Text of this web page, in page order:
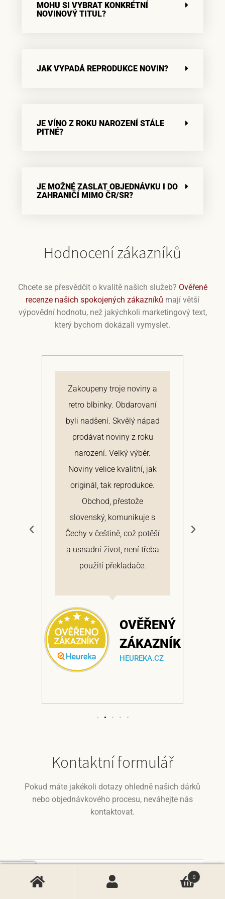
MOHU SI VYBRAT KONKRÉTNÍ
NOVINOVÝ TITUL?
JAK VYPADÁ REPRODUKCE NOVIN?
JE VÍNO Z ROKU NAROZENÍ STÁLE
PITNÉ?
JE MOŽNÉ ZASLAT OBJEDNÁVKU I DO
ZAHRANIČÍ MIMO ČR/SR?
Hodnocení zákazníků
Chcete se přesvědčit o kvalitě našich služeb? Ověřené
recenze našich spokojených zákazníků mají větší
výpovědní hodnotu, než jakýchkoli marketingový text,
který bychom dokázali vymyslet.
Zakoupeny troje noviny a
retro blbinky. Obdarovaní
byli nadšení. Skvělý nápad
prodávat noviny z roku
narození. Velký výběr.
Noviny velice kvalitní, jak
originál, tak reprodukce.
Obchod, přestože
slovenský, komunikuje s
Čechy v češtině, což potěší
a usnadní život, není třeba
použití překladače.
OVĚŘENÝ
ZÁKAZNÍK
HEUREKA.CZ
Kontaktní formulář
Pokud máte jakékoli dotazy ohledně našich dárků
nebo objednávkového procesu, neváhejte nás
kontaktovat.
0